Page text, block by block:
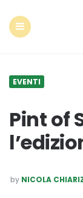
EVENTI
Pint of
POSTED
BY
by NICOLA